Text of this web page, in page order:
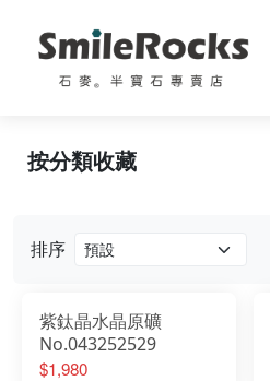
新品
手鍊
按分類收藏
排序
紫鈦晶水晶原礦
No.043252529
$1,980
按分類收藏